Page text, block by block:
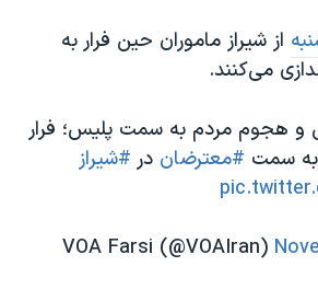
از شیراز ماموران حین فرار به
می‌کنند.
و هجوم مردم به سمت پلیس؛ فرار
به سمت #معترضان در #شیراز